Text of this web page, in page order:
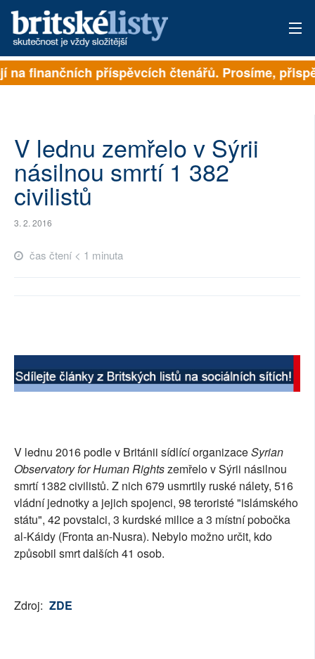
PŘIHLÁSIT
ARCHIV
ROZHOVORY
TÉMATA
finančních příspěvcích čtenářů. Prosíme,
V lednu zemřelo v Sýrii
násilnou smrtí 1 382
civilistů
3. 2. 2016
čas čtení < 1 minuta
V lednu 2016 podle v Británii sídlící organizaceSyrian
Observatory for Human Rightszemřelo v Sýrii násilnou
smrtí 1382 civilistů. Z nich 679 usmrtily ruské nálety, 516
vládní jednotky a jejich spojenci, 98 teroristé "islámského
státu", 42 povstalci, 3 kurdské milice a 3 místní pobočka
al-Káidy (Fronta an-Nusra). Nebylo možno určit, kdo
způsobil smrt dalších 41 osob.
Zdroj: ZDE